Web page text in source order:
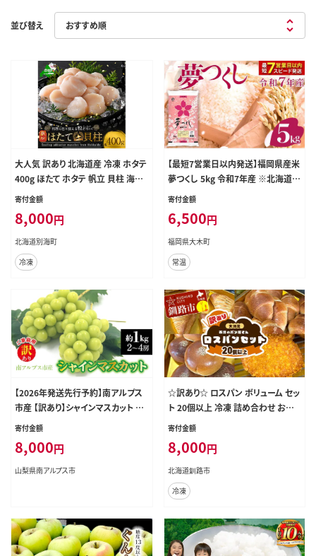
並び替え
大人気 訳あり 北海道産 冷凍 ホタテ
400g ほたて ホタテ 帆立 貝柱 海鮮
魚介類 刺身 大粒 天然 海鮮 ランキ
寄付金額
8,000円
北海道別海町
冷凍
【最短7営業日以内発送】福岡県産米
夢つくし 5kg 令和7年産 ※北海道・
沖縄・離島は配送不可 |【精米 単一
ンド米 5kg × 1 ゆめつくし】CY008
_01
寄付金額
6,500円
福岡県大木町
常温
【2026年発送先行予約】南アルプス
市産 【訳あり】シャインマスカット 約
1.0kg（２～4房） ALPDD028
寄付金額
8,000円
山梨県南アルプス市
☆訳あり☆ ロスパン ボリューム セッ
ト 20個以上 冷凍 詰め合わせ おま
かせ 訳あり 不揃い 家計応援 フード
容量 便利 レンチン 時短 総菜パン
菓子パン パン セレクトパン 北海道
釧路市 F5F-0252
寄付金額
8,000円
北海道釧路市
冷凍